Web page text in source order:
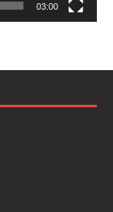
03:00